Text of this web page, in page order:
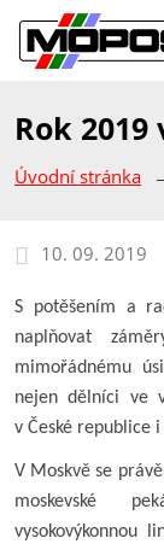
Rok 2019
Úvodní stránka
10. 09. 2019
S potěšením a
naplňovat
mimořádnému
nejen dělníci ve
v České republice i
V Moskvě se
moskevské
vysokovýkonnou